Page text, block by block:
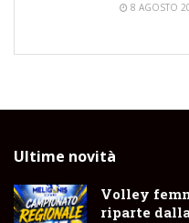
8 AGOSTO
Ultime novità
Volley
riparte